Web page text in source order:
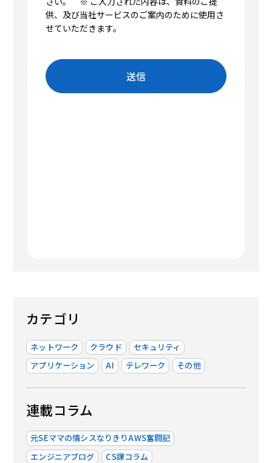
カテゴリ
ネットワーク クラウド
セキュリティ
アプリケーション
AI テレワーク その他
連載コラム
元SEママの情シスなりきりAWS奮闘記
エンジニアブログ
CS課コラム